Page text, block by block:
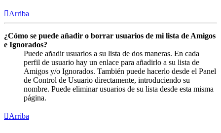
Arriba
¿Cómo se puede añadir o borrar usuarios de mi lista de Amigos
e Ignorados?
Puede añadir usuarios a su lista de dos maneras. En cada
perfil de usuario hay un enlace para añadirlo a su lista de
Amigos y/o Ignorados. También puede hacerlo desde el Panel
de Control de Usuario directamente, introduciendo su
nombre. Puede eliminar usuarios de su lista desde esta misma
página.
Arriba